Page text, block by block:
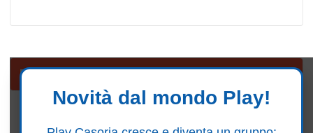
Novità dal mondo Play!
Distributori palline